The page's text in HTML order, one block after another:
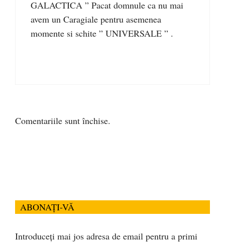
GALACTICA ” Pacat domnule ca nu mai
avem un Caragiale pentru asemenea
momente si schite ” UNIVERSALE ” .
Comentariile sunt închise.
ABONAȚI-VĂ
Introduceți mai jos adresa de email pentru a primi